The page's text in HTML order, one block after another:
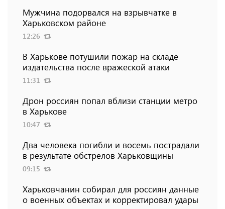
Мужчина подорвался на взрывчатке в
Харьковском районе
12:26
В Харькове потушили пожар на складе
издательства после вражеской атаки
11:31
Дрон россиян попал вблизи станции метро
в Харькове
10:47
Два человека погибли и восемь пострадали
в результате обстрелов Харьковщины
09:15
Харьковчанин собирал для россиян данные
о военных объектах и ​​корректировал удары